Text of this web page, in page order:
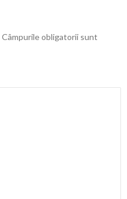
Câmpurile obligatorii sunt